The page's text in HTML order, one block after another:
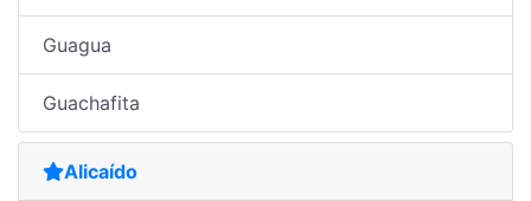
Guagua
Guachafita
Alicaído